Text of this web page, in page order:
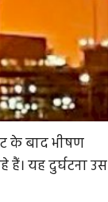
के बाद भीषण
यह दुर्घटना उस